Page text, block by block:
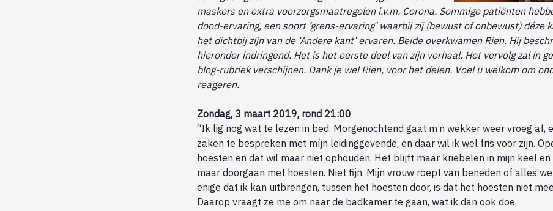
maskers en extra voorzorgsmaatregelen i.v.m. Corona. Sommige patiënten
dood-ervaring, een soort ‘grens-ervaring’ waarbij zij (bewust of onbewust) déze
het dichtbij zijn van de ‘Andere kant’ ervaren. Beide overkwamen Rien. Hij
hieronder indringend. Het is het eerste deel van zijn verhaal. Het vervolg zal in
blog-rubriek verschijnen. Dank je wel Rien, voor het delen. Voel u welkom om
reageren.
Zondag, 3 maart 2019, rond 21:00
“Ik lig nog wat te lezen in bed. Morgenochtend gaat m’n wekker weer vroeg af,
zaken te bespreken met míjn leidinggevende, en daar wil ik wel fris voor zijn.
hoesten en dat wil maar niet ophouden. Het blijft maar kriebelen in mijn keel
maar doorgaan met hoesten. Niet fijn. Mijn vrouw roept van beneden of alles
enige dat ik kan uitbrengen, tussen het hoesten door, is dat het hoesten niet
Daarop vraagt ze me om naar de badkamer te gaan, wat ik dan ook doe.